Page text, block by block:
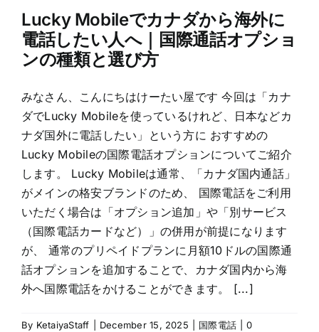
Lucky Mobileでカナダから海外に
電話したい人へ｜国際通話オプショ
ンの種類と選び方
みなさん、こんにちはけーたい屋です 今回は「カナ
ダでLucky Mobileを使っているけれど、日本などカ
ナダ国外に電話したい」という方に おすすめの
Lucky Mobileの国際電話オプションについてご紹介
します。 Lucky Mobileは通常、「カナダ国内通話」
がメインの格安ブランドのため、 国際電話をご利用
いただく場合は「オプション追加」や「別サービス
（国際電話カードなど）」の併用が前提になります
が、 通常のプリペイドプランに月額10ドルの国際通
話オプションを追加することで、カナダ国内から海
外へ国際電話をかけることができます。 [...]
By KetaiyaStaff December 15, 2025 国際電話
0